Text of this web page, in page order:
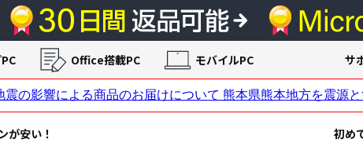
が安い！ 初め
Office搭載PC モバイルPC サ